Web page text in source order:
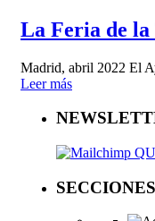
La Feria de la
Madrid, abril 2022 El
Leer más
SECCIONES